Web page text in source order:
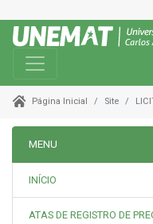
Toggle navigation
Página Inicial Site
MENU
INÍCIO
ATAS DE REGISTRO DE